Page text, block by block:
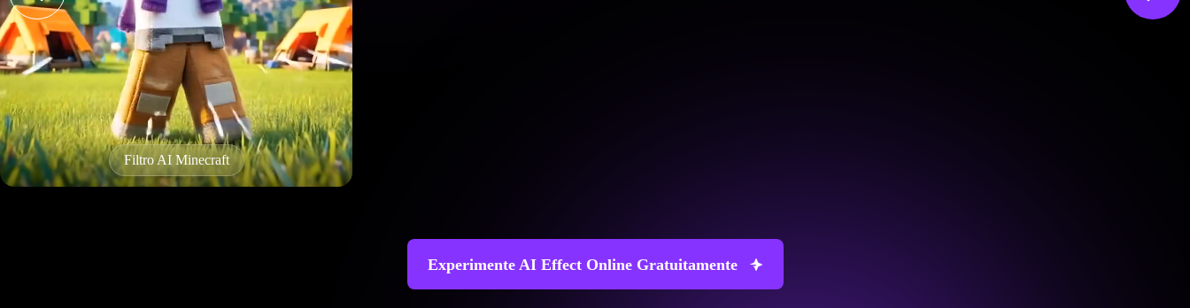
Efeito twerking AI
Experimente AI Effect Online Gratuitamente